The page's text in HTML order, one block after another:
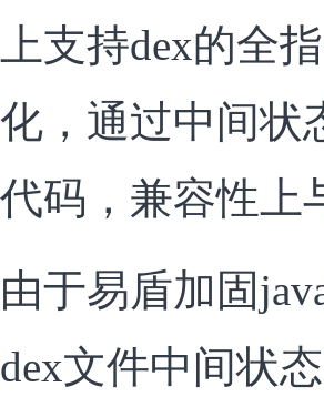
上支持dex的全
化，通过中间状
代码，兼容性上
由于易盾加固
dex文件中间状